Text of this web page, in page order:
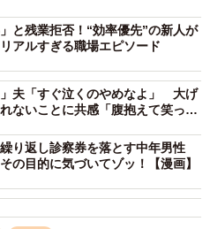
と残業拒否！“効率優先”の新人が
アルすぎる職場エピソード
夫「すぐ泣くのやめなよ」 大げ
ないことに共感「腹抱えて笑っ
繰り返し診察券を落とす中年男性
の目的に気づいてゾッ！【漫画】